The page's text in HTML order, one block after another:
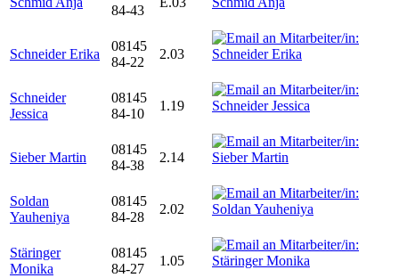
84-43
Schneider Erika
08145
84-22
2.03
Schneider
Jessica
08145
84-10
1.19
Sieber Martin
08145
84-38
2.14
Soldan
Yauheniya
08145
84-28
2.02
Stäringer
Monika
08145
84-27
1.05